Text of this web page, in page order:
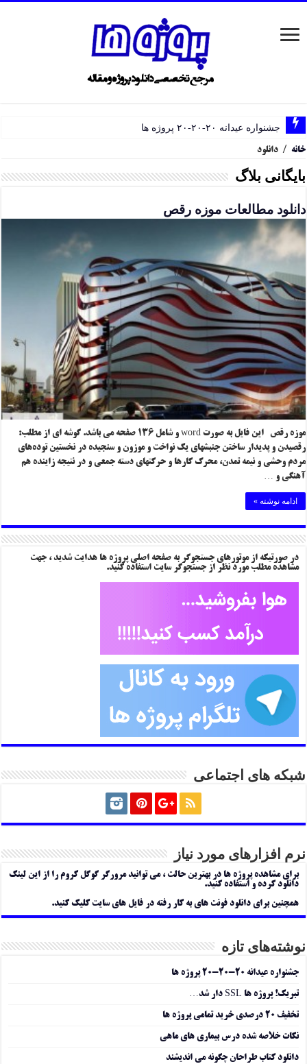
جشنواره عیدانه ۲۰-۲۰-۲۰ پروژه ها
خانه / دانلود
بایگانی بلاگ
دانلود مطالعات موزه رقص
موزه رقص این فایل به صورت word و شامل ۱۳۶ صفحه می باشد. گوشه ای از مطلب:
رقصیدن و پدیدار ساختن جنبشهای یک نواخت و موزون و سنجیده در نخستین توده‌های
مردم وحشی و نیمه تمدن، محرک کارها و حرکتهای دسته جمعی و در نتیجه زاینده هم
آهنگی و …
ادامه نوشته »
در صورتیکه از موتورهای جستجوگر به صفحه اصلی پروژه ها هدایت شدید ، جهت
مشاهده مطلب مورد نظر از جستجوگر سایت استفاده کنید.
شبکه های اجتماعی
نرم افزارهای مورد نیاز
برای مشاهده پروژه ها در بهترین حالت ، می توانید مرورگر گوگل کروم را از این لینک
دانلود کرده و استفاده کنید.
همچنین برای دانلود فونت های به کار رفته در فایل های سایت کلیک کنید.
نوشته‌های تازه
جشنواره عیدانه ۲۰-۲۰-۲۰ پروژه ها
تبریک! پروژه ها SSL دار شد…
تخفیف ۲۰ درصدی خرید تمامی پروژه ها
نکات خلاصه شده درس بیماری های ماهی
دانلود کتاب طراحان چگونه می اندیشند